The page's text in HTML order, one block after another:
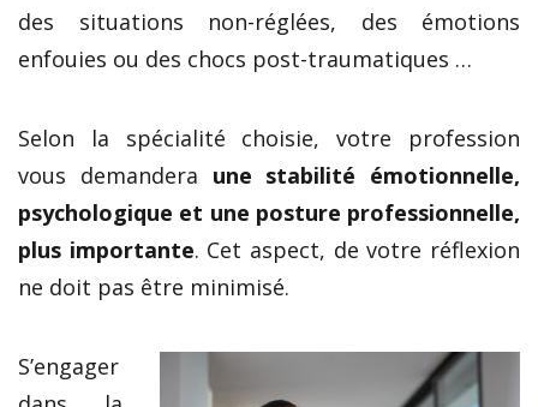
des situations non-réglées, des émotions
enfouies ou des chocs post-traumatiques …
Selon la spécialité choisie, votre profession
vous demandera une stabilité émotionnelle,
psychologique et une posture professionnelle,
plus importante. Cet aspect, de votre réflexion
ne doit pas être minimisé.
S’engager